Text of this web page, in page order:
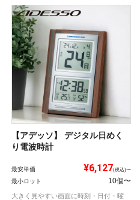
【アデッソ】 デジタル日めく
り電波時計
最安単価 ¥6,127(税込)〜
最小ロット 10個〜
大きく見やすい画面に時刻・日付・曜